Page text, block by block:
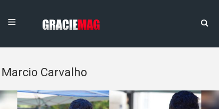
Marcio Carvalho